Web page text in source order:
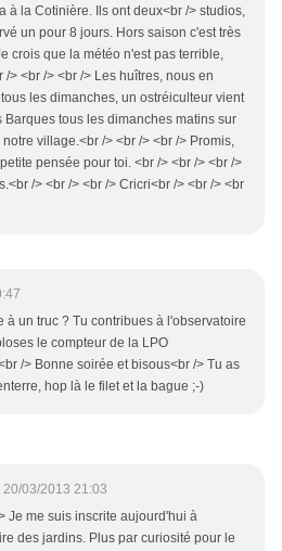
à la Cotinière. Ils ont deux<br /> studios,
un pour 8 jours. Hors saison c'est très
crois que la météo n'est pas terrible,
/> <br /> <br /> Les huîtres, nous en
les dimanches, un ostréiculteur vient
Barques tous les dimanches matins sur
notre village.<br /> <br /> <br /> Promis,
pensée pour toi. <br /> <br /> <br />
/> <br /> <br /> Cricri<br /> <br /> <br
à un truc ? Tu contribues à l'observatoire
le compteur de la LPO
/> Bonne soirée et bisous<br /> Tu as
hop là le filet et la bague ;-)
20/03/2013 21:03
Je me suis inscrite aujourd'hui à
des jardins. Plus par curiosité pour le